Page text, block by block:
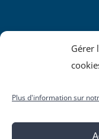
Gérer
Plus d'information sur